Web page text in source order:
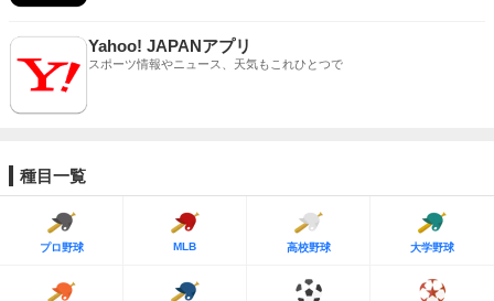
Yahoo! JAPANアプリ
スポーツ情報やニュース、天気もこれひとつで
種目一覧
プロ野球 MLB 高校野球 大学野球